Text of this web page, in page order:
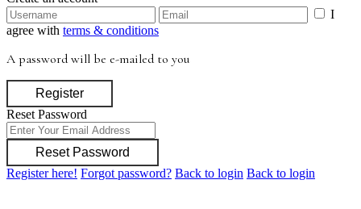
I
agree with terms & conditions
A password will be e-mailed to you
Register
Reset Password
Reset Password
Register here! Forgot password? Back to login Back to login